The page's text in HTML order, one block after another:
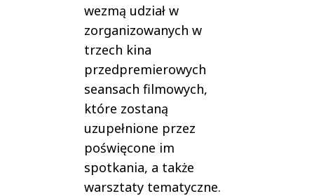
wezmą udział w
zorganizowanych w
trzech kina
przedpremierowych
seansach filmowych,
które zostaną
uzupełnione przez
poświęcone im
spotkania, a także
warsztaty tematyczne.